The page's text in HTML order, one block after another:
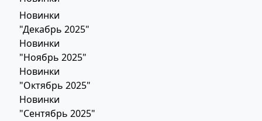
Новинки
"Декабрь 2025"
Новинки
"Ноябрь 2025"
Новинки
"Октябрь 2025"
Новинки
"Сентябрь 2025"